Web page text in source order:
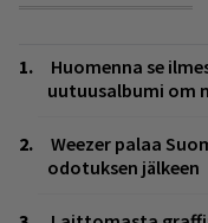
Huomenna se
uutuusalbumi om
Weezer palaa
odotuksen jälkeen